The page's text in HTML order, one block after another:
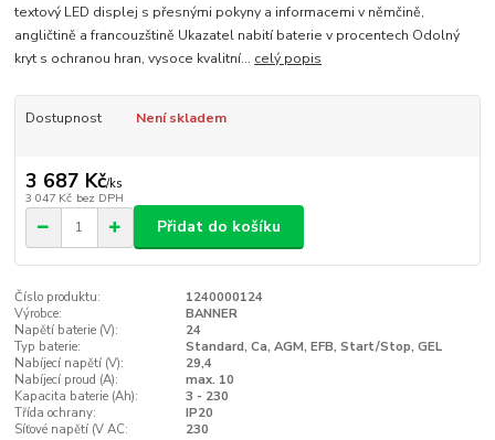
textový LED displej s přesnými pokyny a informacemi v němčině,
angličtině a francouzštině Ukazatel nabití baterie v procentech Odolný
kryt s ochranou hran, vysoce kvalitní... celý popis
Dostupnost Není skladem
3 687 Kč/ks
3 047 Kč bez DPH
Přidat do košíku
Číslo produktu:
1240000124
Výrobce:
BANNER
Napětí baterie (V):
24
Typ baterie:
Standard, Ca, AGM, EFB, Start/Stop, GEL
Nabíjecí napětí (V):
29,4
Nabíjecí proud (A):
max. 10
Kapacita baterie (Ah):
3 - 230
Třída ochrany:
IP20
Síťové napětí (V AC:
230